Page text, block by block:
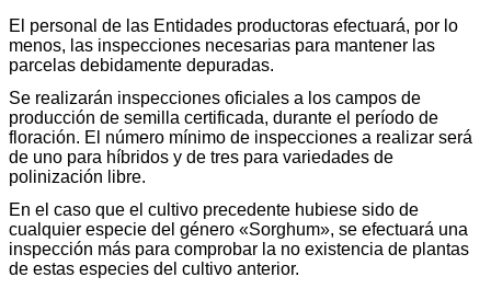
El personal de las Entidades productoras efectuará, por lo
menos, las inspecciones necesarias para mantener las
parcelas debidamente depuradas.
Se realizarán inspecciones oficiales a los campos de
producción de semilla certificada, durante el período de
floración. El número mínimo de inspecciones a realizar será
de uno para híbridos y de tres para variedades de
polinización libre.
En el caso que el cultivo precedente hubiese sido de
cualquier especie del género «Sorghum», se efectuará una
inspección más para comprobar la no existencia de plantas
de estas especies del cultivo anterior.